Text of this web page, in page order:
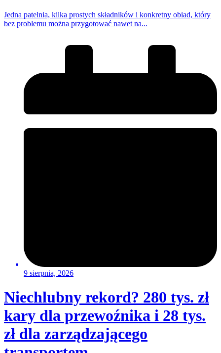
Jedna patelnia, kilka prostych składników i konkretny obiad, który
bez problemu można przygotować nawet na...
9 sierpnia, 2026
Niechlubny rekord? 280 tys. zł
kary dla przewoźnika i 28 tys.
zł dla zarządzającego